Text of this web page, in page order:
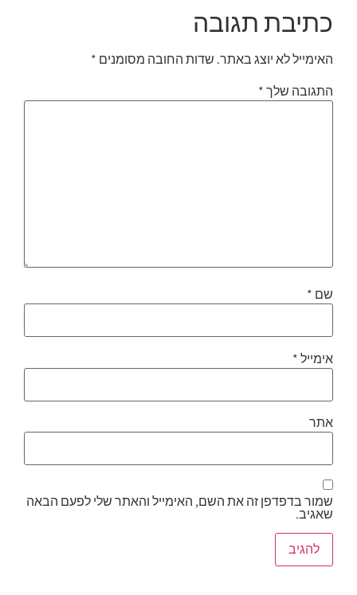
כתיבת תגובה
האימייל לא יוצג באתר. שדות החובה מסומנים *
התגובה שלך*
שם *
אימייל*
אתר
שמור בדפדפן זה את השם, האימייל והאתר שלי לפעם הבאה
שאגיב.